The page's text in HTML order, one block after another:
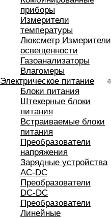
приборы
Измерители
температуры
Люксметр Измерители
освещенности
Газоанализаторы
Влагомеры
Электрическое питание
Блоки питания
Штекерные блоки
питания
Встраиваемые блоки
питания
Преобразователи
напряжения
Зарядные устройства
AC-DC
Преобразователи
DC-DC
Преобразователи
Линейные